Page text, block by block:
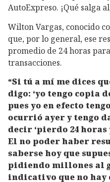
AutoExpreso. ¡Qué salga
Wilton Vargas, conocido
que, por lo general, ese
promedio de 24 horas
transacciones.
“Si tú a mí me dices
digo: ‘yo tengo copia
pues yo en efecto
ocurrió ayer y tengo
decir ‘pierdo 24
El no poder haber
saberse hoy que
pidiendo millones al
indicativo que no hay